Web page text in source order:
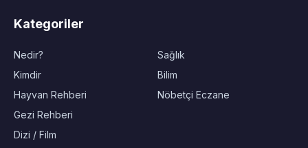
Kategoriler
Nedir?
Kimdir
Hayvan Rehberi
Gezi Rehberi
Dizi / Film
Sağlık
Bilim
Nöbetçi Eczane